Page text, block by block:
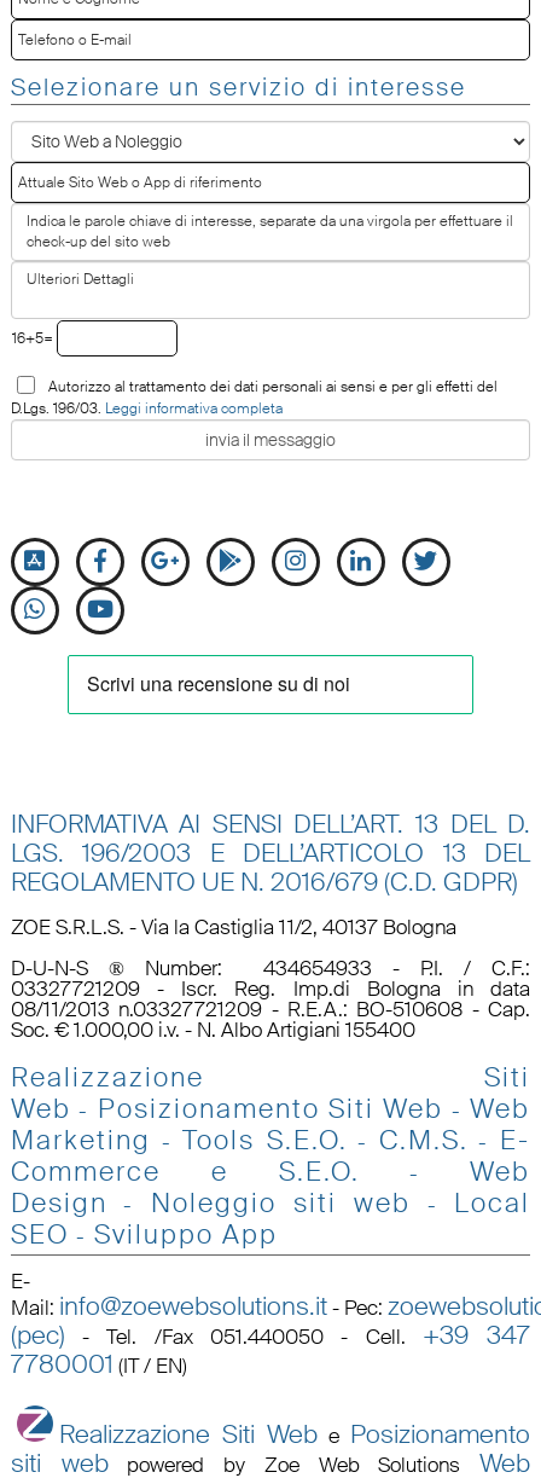
Selezionare un servizio di interesse
16+5=
Autorizzo al trattamento dei dati personali ai sensi e per gli effetti del
D.Lgs. 196/03. Leggi informativa completa
INFORMATIVA AI SENSI DELL’ART. 13 DEL D.
LGS. 196/2003 E DELL’ARTICOLO 13 DEL
REGOLAMENTO UE N. 2016/679 (C.D. GDPR)
ZOE S.R.L.S. - Via la Castiglia 11/2, 40137 Bologna
D-U-N-S ® Number: 434654933 - P.I. / C.F.:
03327721209 - Iscr. Reg. Imp.di Bologna in data
08/11/2013 n.03327721209 - R.E.A.: BO-510608 - Cap.
Soc. € 1.000,00 i.v. - N. Albo Artigiani 155400
Realizzazione Siti
Web - Posizionamento Siti Web -Web
Marketing - Tools S.E.O. - C.M.S. - E-
Commerce e S.E.O.
-Web
Design
- Noleggio siti web - Local
SEO - Sviluppo App
E-
Mail: info@zoewebsolutions.it- Pec:
(pec) -Tel. /Fax 051.440050 - Cell. +39 347
7780001 (IT / EN)
Realizzazione Siti Web e Posizionamento
siti webpowered by Zoe Web SolutionsWeb